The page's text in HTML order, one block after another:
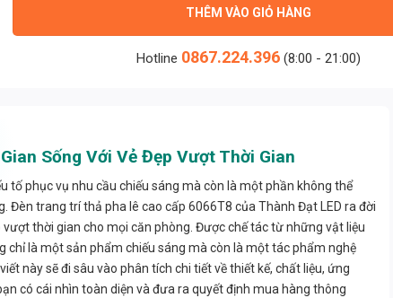
THÊM VÀO GIỎ HÀNG
Hotline 0867.224.396 (8:00 - 21:00)
Sống Với Vẻ Đẹp Vượt Thời Gian
tố phục vụ nhu cầu chiếu sáng mà còn là một phần không thể
Đèn trang trí thả pha lê cao cấp 6066T8 của Thành Đạt LED ra đời
thời gian cho mọi căn phòng. Được chế tác từ những vật liệu
chỉ là một sản phẩm chiếu sáng mà còn là một tác phẩm nghệ
này sẽ đi sâu vào phân tích chi tiết về thiết kế, chất liệu, ứng
có cái nhìn toàn diện và đưa ra quyết định mua hàng thông